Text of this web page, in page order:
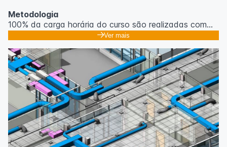
Metodologia
100% da carga horária do curso são realizadas com
ou tablet.
Outras informações
O curso pode sofrer alteração de dados e horário e os
inscritos serão avisados ​​antecipadamente.
O IPETEC reserva-se o direito de não realizar o curso
caso não atinja o número mínimo de 20 inscritos.
Professor(a):Gabriel Damasceno
Ver mais